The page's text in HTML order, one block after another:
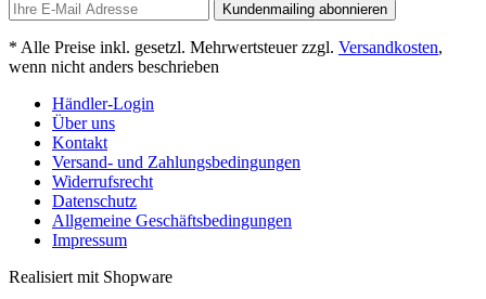
Kundenmailing abonnieren
* Alle Preise inkl. gesetzl. Mehrwertsteuer zzgl. Versandkosten,
wenn nicht anders beschrieben
Händler-Login
Über uns
Kontakt
Versand- und Zahlungsbedingungen
Widerrufsrecht
Datenschutz
Allgemeine Geschäftsbedingungen
Impressum
Realisiert mit Shopware